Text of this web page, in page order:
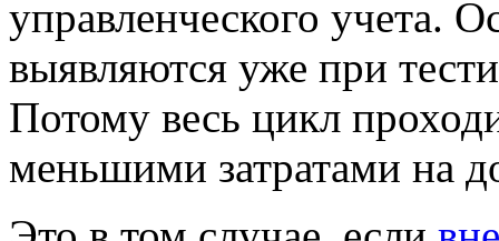
управленческого учета.
выявляются уже при
Потому весь цикл
меньшими затратами на